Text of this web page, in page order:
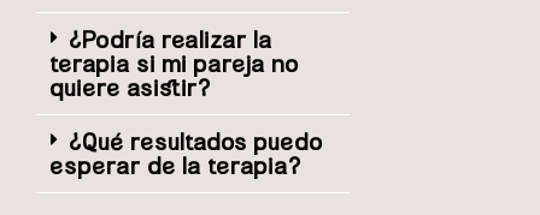
¿Podría realizar la
terapia si mi pareja no
quiere asistir?
¿Qué resultados puedo
esperar de la terapia?